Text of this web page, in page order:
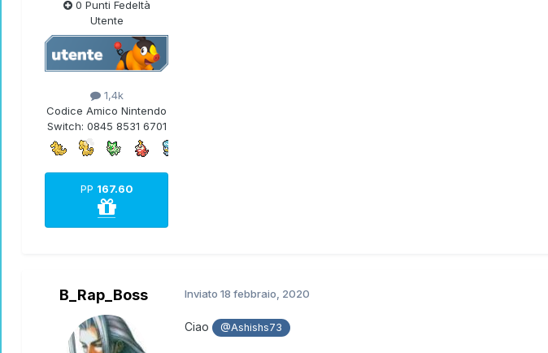
0 Punti Fedeltà
Utente
1,4k
Codice Amico Nintendo
Switch: 0845 8531 6701
PP 167.60
B_Rap_Boss Inviato 18 febbraio, 2020
Ciao @Ashishs73